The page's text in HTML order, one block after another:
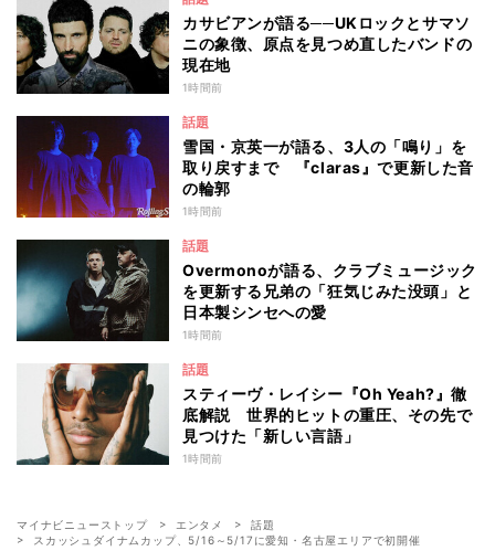
カサビアンが語る──UKロックとサマソ
ニの象徴、原点を見つめ直したバンドの
現在地
1時間前
話題
雪国・京英一が語る、3人の「鳴り」を
取り戻すまで 『claras』で更新した音
の輪郭
1時間前
話題
Overmonoが語る、クラブミュージック
を更新する兄弟の「狂気じみた没頭」と
日本製シンセへの愛
1時間前
話題
スティーヴ・レイシー『Oh Yeah?』徹
底解説 世界的ヒットの重圧、その先で
見つけた「新しい言語」
1時間前
マイナビニューストップ エンタメ
話題
スカッシュダイナムカップ、5/16～5/17に愛知・名古屋エリアで初開催